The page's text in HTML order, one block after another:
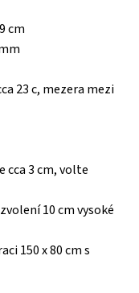
cm
23 c, mezera mezi
cca 3 cm, volte
10 cm vysoké
150 x 80 cm s